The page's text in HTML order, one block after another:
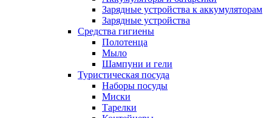
Зарядные устройства к аккумуляторам
Зарядные устройства
Средства гигиены
Полотенца
Мыло
Шампуни и гели
Туристическая посуда
Наборы посуды
Миски
Тарелки